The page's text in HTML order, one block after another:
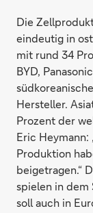
Die
eindeutig in
mit rund 34
BYD,
Hersteller.
Prozent der
Eric
Produktion
beigetragen.“
spielen in dem
soll auch in